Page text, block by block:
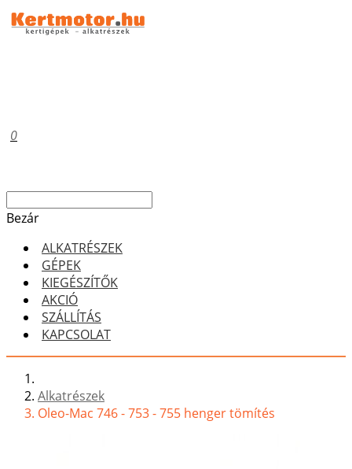
0
Bezár
ALKATRÉSZEK
GÉPEK
KIEGÉSZÍTŐK
AKCIÓ
SZÁLLÍTÁS
KAPCSOLAT
Alkatrészek
Oleo-Mac 746 - 753 - 755 henger tömítés